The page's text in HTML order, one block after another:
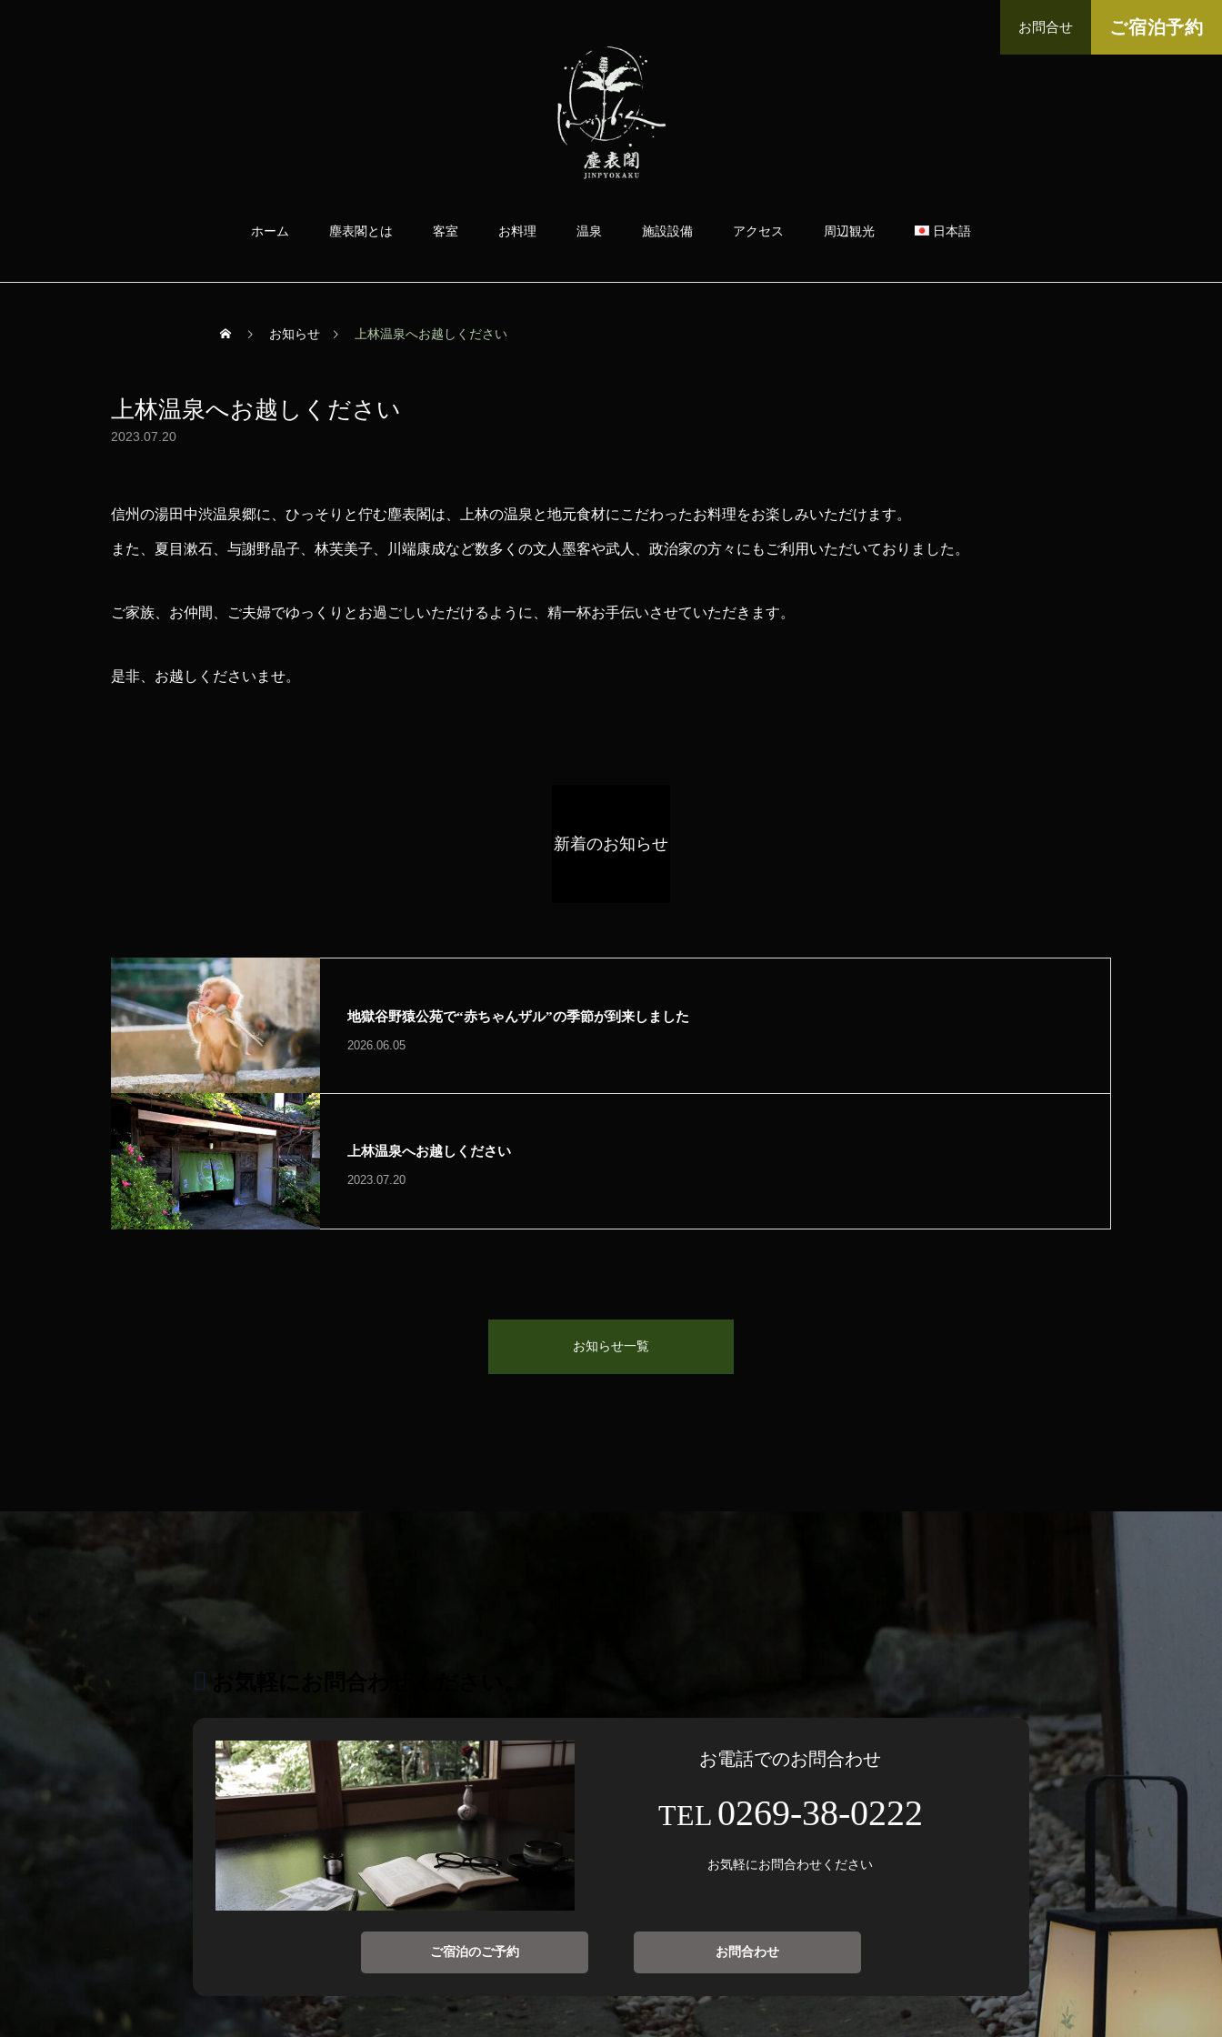
ホーム 塵表閣とは 客室 お料理 温泉 施設設備 アクセス 周辺観光 日本語
お問合せ ご宿泊予約
お知らせ 上林温泉へお越しください
上林温泉へお越しください
2023.07.20
信州の湯田中渋温泉郷に、ひっそりと佇む塵表閣は、上林の温泉と地元食材にこだわったお料理をお楽しみいただけます。
また、夏目漱石、与謝野晶子、林芙美子、川端康成など数多くの文人墨客や武人、政治家の方々にもご利用いただいておりました。
ご家族、お仲間、ご夫婦でゆっくりとお過ごしいただけるように、精一杯お手伝いさせていただきます。
是非、お越しくださいませ。
新着のお知らせ
地獄谷野猿公苑で“赤ちゃんザル”の季節が到来しました
2026.06.05
上林温泉へお越しください
2023.07.20
お知らせ一覧
お電話でのお問合わせ
0269-38-0222
お気軽にお問合わせください
ご宿泊のご予約 お問合わせ